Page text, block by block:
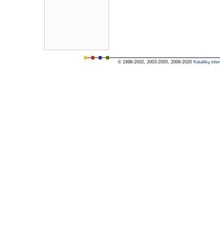
© 1998-2002, 2003-2005, 2006-2020 Katalikų